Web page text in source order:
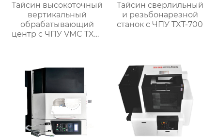
Тайсин высокоточный
вертикальный
обрабатывающий
центр с ЧПУ VMC TXP-
Тайсин сверлильный
и резьбонарезной
станок с ЧПУ TXT-700